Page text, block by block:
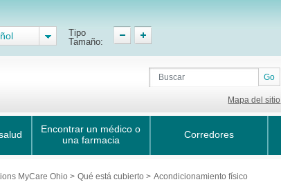
Tipo
Tamaño:
Go
Mapa del sitio
Encontrar un médico o
una farmacia
Corredores
MyCare Ohio > Qué está cubierto > Acondicionamiento físico